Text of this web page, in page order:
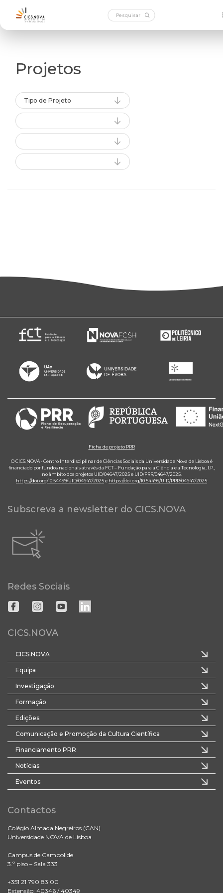
Projetos
Tipo de Projeto
Ficha de projeto PRR
O CICS.NOVA - Centro Interdisciplinar de Ciências Sociais da Universidade Nova de Lisboa é
financiado por fundos nacionais através da FCT – Fundação para a Ciência e a Tecnologia, I.P.,
no âmbito dos projetos UID/04647/2025 e UID/PRR/04647/2025.
https://doi.org/10.54499/UID/04647/2025e https://doi.org/10.54499/UID/PRR/04647/2025
Subscreva a newsletter do CICS.NOVA
Redes Sociais
CICS.NOVA
CICS.NOVA
Equipa
Investigação
Formação
Edições
Comunicação e Promoção da Cultura Científica
Financiamento PRR
Notícias
Eventos
Contactos
Colégio Almada Negreiros (CAN)
Universidade NOVA de Lisboa
Campus de Campolide
3.º piso – Sala 333
+351 21 790 83 00
Extensão: 40346 / 40349